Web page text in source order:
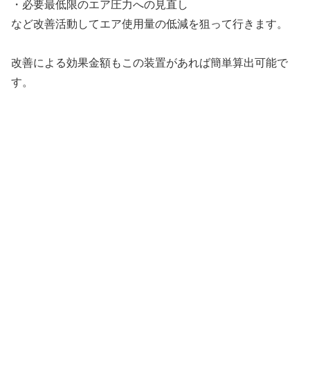
・必要最低限のエア圧力への見直し
など改善活動してエア使用量の低減を狙って行きます。
改善による効果金額もこの装置があれば簡単算出可能で
す。